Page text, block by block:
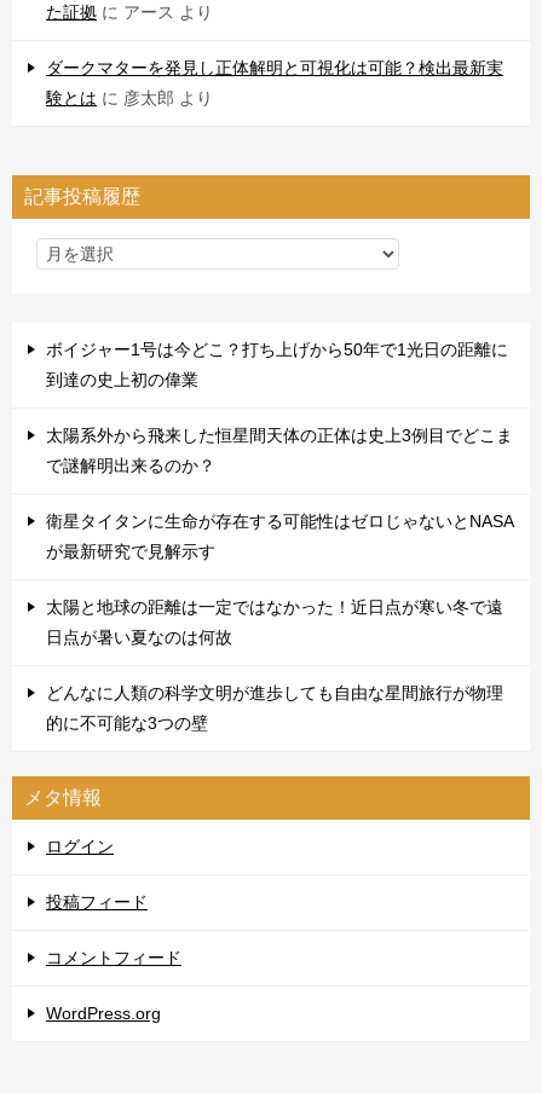
た証拠 に アース より
ダークマターを発見し正体解明と可視化は可能？検出最新実
験とは に 彦太郎 より
記事投稿履歴
ボイジャー1号は今どこ？打ち上げから50年で1光日の距離に
到達の史上初の偉業
太陽系外から飛来した恒星間天体の正体は史上3例目でどこま
で謎解明出来るのか？
衛星タイタンに生命が存在する可能性はゼロじゃないとNASA
が最新研究で見解示す
太陽と地球の距離は一定ではなかった！近日点が寒い冬で遠
日点が暑い夏なのは何故
どんなに人類の科学文明が進歩しても自由な星間旅行が物理
的に不可能な3つの壁
メタ情報
ログイン
投稿フィード
コメントフィード
WordPress.org